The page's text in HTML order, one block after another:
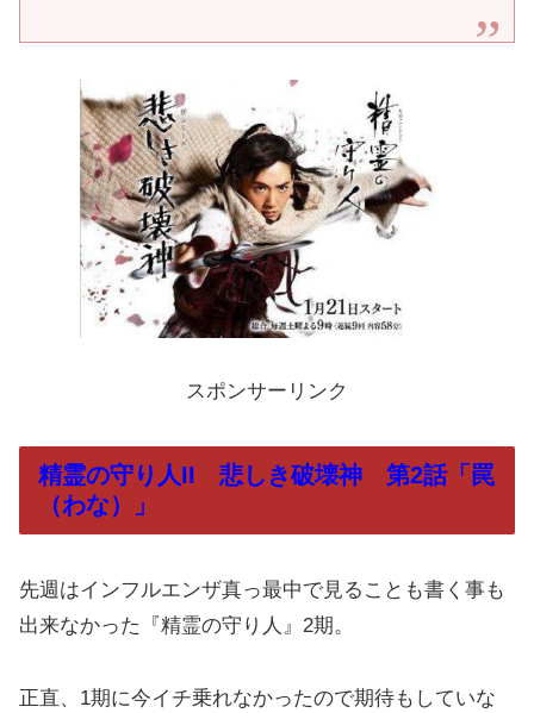
スポンサーリンク
精霊の守り人II 悲しき破壊神 第2話「罠
（わな）」
先週はインフルエンザ真っ最中で見ることも書く事も
出来なかった『精霊の守り人』2期。
正直、1期に今イチ乗れなかったので期待もしていな